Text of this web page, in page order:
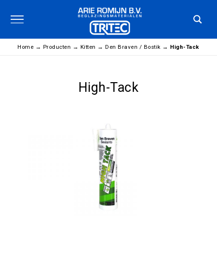
Home → Producten → Kitten →Den Braven / Bostik → High-Tack
High-Tack